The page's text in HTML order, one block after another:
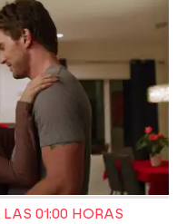
01:00 HORAS